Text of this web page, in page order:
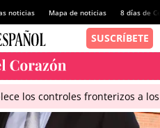
noticias Mapa de noticias 8 días de
los controles fronterizos a